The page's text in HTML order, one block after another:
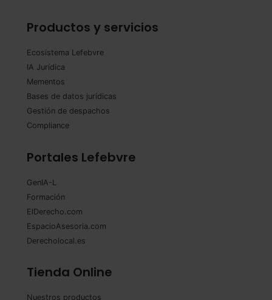
Productos y servicios
Ecosistema Lefebvre
IA Jurídica
Mementos
Bases de datos jurídicas
Gestión de despachos
Compliance
Portales Lefebvre
GenIA-L
Formación
ElDerecho.com
EspacioAsesoria.com
Derecholocal.es
Tienda Online
Nuestros productos